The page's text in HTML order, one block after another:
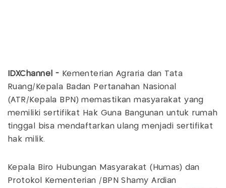
IDXChannel - Kementerian Agraria dan Tata
Ruang/Kepala Badan Pertanahan Nasional
(ATR/Kepala BPN) memastikan masyarakat yang
memiliki sertifikat Hak Guna Bangunan untuk rumah
tinggal bisa mendaftarkan ulang menjadi sertifikat
hak milik.
Kepala Biro Hubungan Masyarakat (Humas) dan
Protokol Kementerian /BPN Shamy Ardian